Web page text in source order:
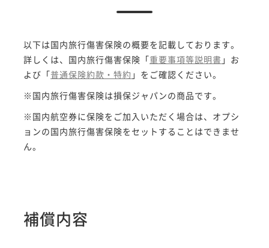
以下は国内旅行傷害保険の概要を記載しております。
詳しくは、国内旅行傷害保険「重要事項等説明書 」お
よび「普通保険約款・特約 」をご確認ください。
※国内旅行傷害保険は損保ジャパンの商品です。
※国内航空券に保険をご加入いただく場合は、オプシ
ョンの国内旅行傷害保険をセットすることはできませ
ん。
補償内容